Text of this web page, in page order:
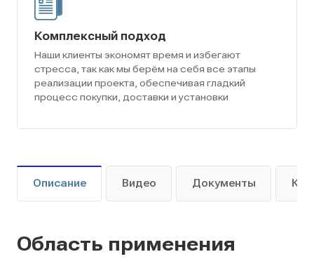
Комплексный подход
Наши клиенты экономят время и избегают
стресса, так как мы берём на себя все этапы
реализации проекта, обеспечивая гладкий
процесс покупки, доставки и установки
Описание Видео Документы Как
Область применения